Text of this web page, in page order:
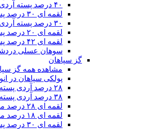
۴۰ درصد پسته آردی
لقمه ای ۳۰ درصد پسته
۳۰ درصد پسته آردی
لقمه ای ۲۰ درصد پسته
لقمه ای ۴۲ درصد پسته
سوهان عسلی
گز سپاهان
مشاهده همه گز
پولکی سپاهان در
۲۸ درصد آردی پسته و بادام
۳۸ درصد آردی پسته و بادام
لقمه ای ۲۸ درصد مخلوط پسته و بادام
لقمه ای ۱۸ درصد مخلوط پسته و بادام
لقمه ای ۳۰ درصد پسته